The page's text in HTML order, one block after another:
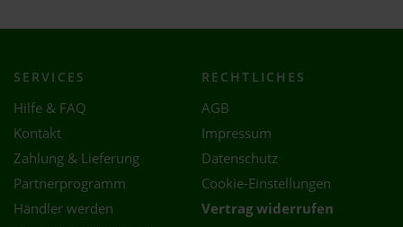
SERVICES
Hilfe & FAQ
Kontakt
Zahlung & Lieferung
Partnerprogramm
Händler werden
RECHTLICHES
AGB
Impressum
Datenschutz
Cookie-Einstellungen
Vertrag widerrufen